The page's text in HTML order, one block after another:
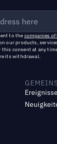
to the companies
our products,
this consent at any
its withdrawal.
Ereignisse